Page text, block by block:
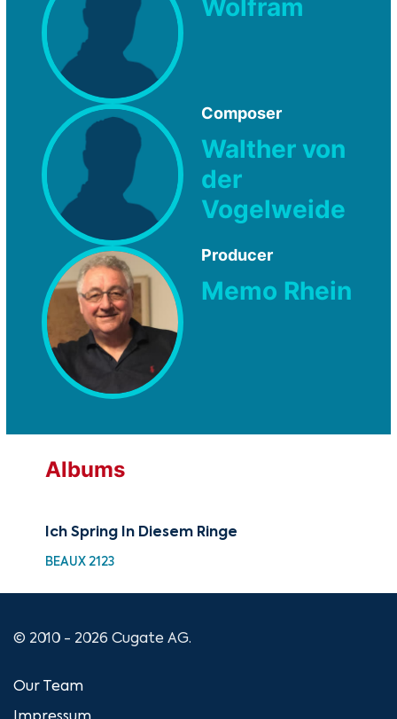
Wolfram
Composer
Walther von
der
Vogelweide
Producer
Memo Rhein
Albums
Ich Spring In Diesem Ringe
BEAUX 2123
© 2010 - 2026 Cugate AG.
Our Team